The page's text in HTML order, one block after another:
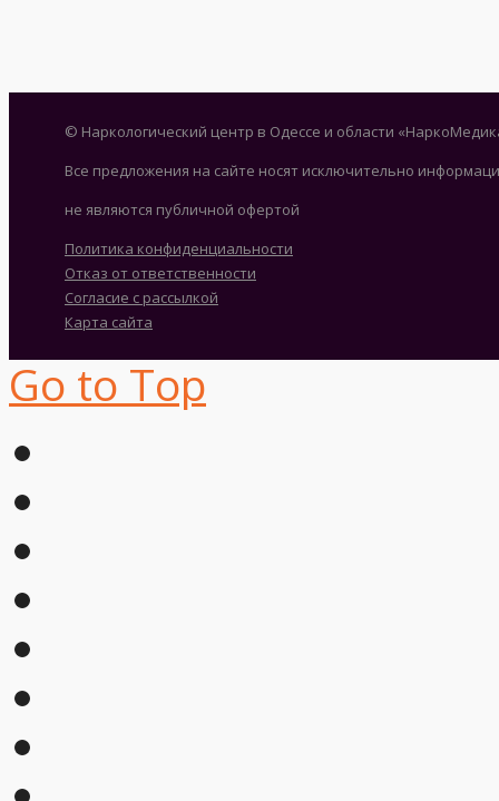
© Наркологический центр в Одессе и области
Все предложения на сайте носят исключительно
не являются публичной офертой
Политика конфиденциальности
Отказ от ответственности
Согласие с рассылкой
Карта сайта
Go to Top